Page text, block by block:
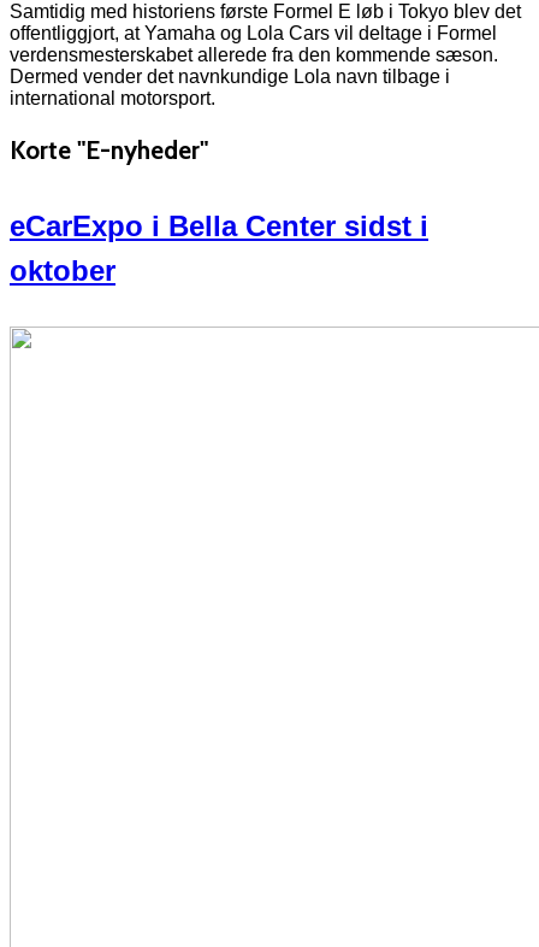
Samtidig med historiens første Formel E løb i Tokyo blev det
offentliggjort, at Yamaha og Lola Cars vil deltage i Formel
verdensmesterskabet allerede fra den kommende sæson.
Dermed vender det navnkundige Lola navn tilbage i
international motorsport.
Korte "E-nyheder"
eCarExpo i Bella Center sidst i
oktober